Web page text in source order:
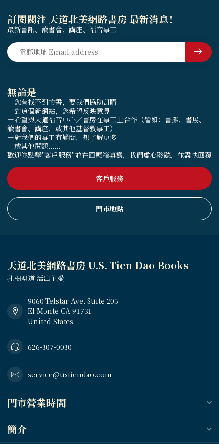
無論是
－您有找不到的書，要我們協助訂購
－對這個新網站，您希望反映意見
－希望與天道福音中心／書房在事工上合作（譬如：書攤、書展、
讀書會、講座、或其他基督教事工）
－對我們的事工有疑問，想了解更多
－或其他問題......
歡迎你點擊"客戶服務"並在回應箱填寫，我們虛心聆聽，並盡快回覆
客戶服務
門市地點
訂閱關注 天道北美網路書房 最新消息！
最新書訊、讀書會、講座、福音事工
天道北美網路書房 U.S. Tien Dao Books
扎根聖道 活出主愛
9060 Telstar Ave, Suite 205
El Monte CA 91731
United States
626-307-0030
service@ustiendao.com
門市營業時間
簡介